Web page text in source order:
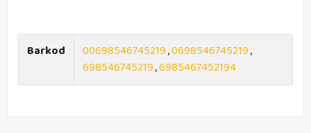
Barkod 00698546745219,0698546745219,
698546745219,6985467452194